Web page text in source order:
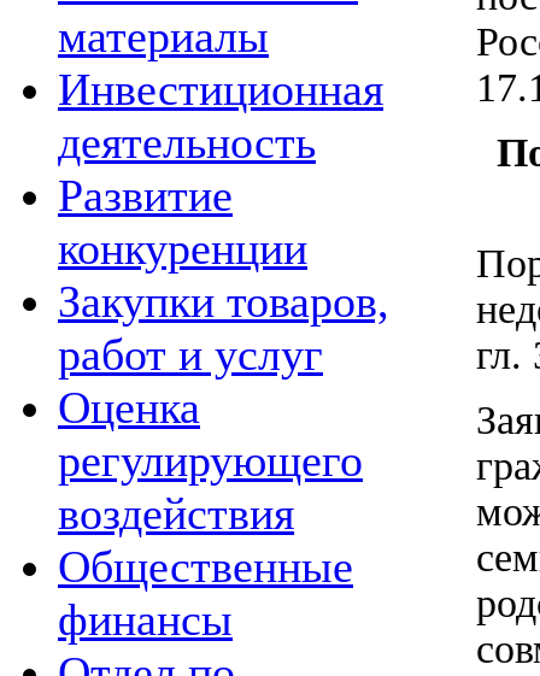
материалы
Инвестиционная
деятельность
Развитие
конкуренции
Закупки товаров,
работ и услуг
Оценка
регулирующего
воздействия
Общественные
финансы